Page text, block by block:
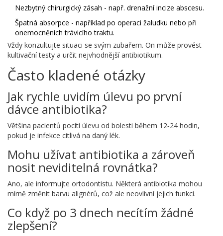
Nezbytný chirurgický zásah - např. drenažní incize abscesu.
Špatná absorpce - například po operaci žaludku nebo při
onemocněních trávicího traktu.
Vždy konzultujte situaci se svým zubařem. On může provést
kultivační testy a určit nejvhodnější antibiotikum.
Často kladené otázky
Jak rychle uvidím úlevu po první
dávce antibiotika?
Většina pacientů pocítí úlevu od bolesti během 12‑24 hodin,
pokud je infekce citlivá na daný lék.
Mohu užívat antibiotika a zároveň
nosit neviditelná rovnátka?
Ano, ale informujte ortodontistu. Některá antibiotika mohou
mírně změnit barvu alignérů, což ale neovlivní jejich funkci.
Co když po 3 dnech necítím žádné
zlepšení?